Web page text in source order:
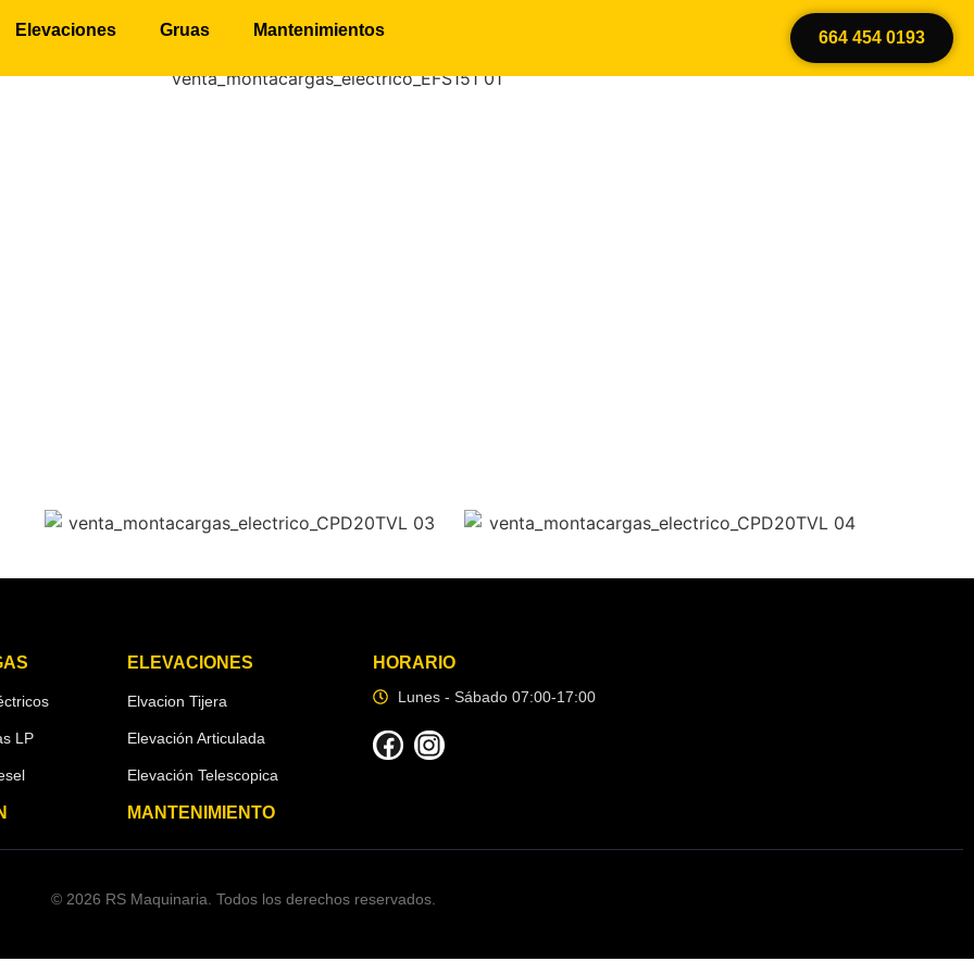
Elevaciones Gruas Mantenimientos 664 454 0193
LP
ELEVACIONES
Elvacion Tijera
Elevación Articulada
Elevación Telescopica
MANTENIMIENTO
HORARIO
Lunes - Sábado 07:00-17:00
© 2026 RS Maquinaria. Todos los derechos reservados.